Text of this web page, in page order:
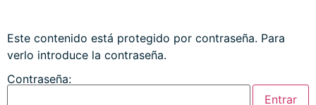
Este contenido está protegido por contraseña. Para
verlo introduce la contraseña.
Contraseña: